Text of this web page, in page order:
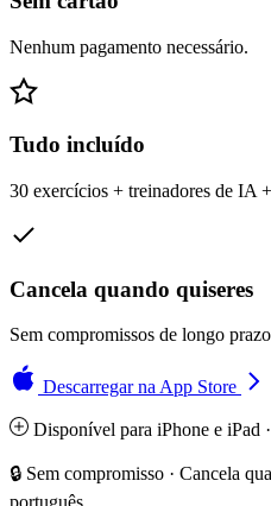
Nenhum pagamento necessário.
Tudo incluído
30 exercícios + treinadores de IA
Cancela quando quiseres
Sem compromissos de longo
Descarregar na App Store
Disponível para iPhone e iPad
🔒 Sem compromisso · Cancela